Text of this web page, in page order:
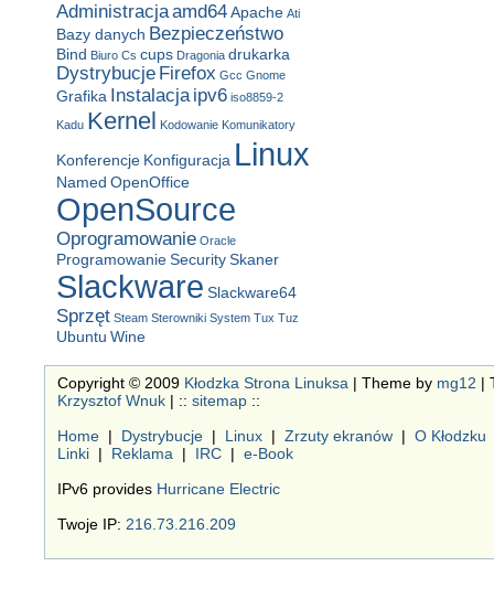
Administracjaamd64Apache Ati
Bazy danych Bezpieczeństwo
Bind Biuro Cs cups Dragonia drukarka
Dystrybucje Firefox Gcc Gnome
Grafika Instalacja ipv6 iso8859-2
Kadu Kernel Kodowanie Komunikatory
Konferencje Konfiguracja Linux
Named OpenOffice
OpenSource
Oprogramowanie Oracle
ProgramowanieSecuritySkaner
Slackware Slackware64
Sprzęt Steam Sterowniki System Tux Tuz
Ubuntu Wine
Copyright © 2009 Kłodzka Strona Linuksa | Theme by mg12 |
Krzysztof Wnuk | :: sitemap ::
Home | Dystrybucje | Linux | Zrzuty ekranów | O Kłodzku
Linki | Reklama | IRC | e-Book
IPv6 provides Hurricane Electric
Twoje IP: 216.73.216.209